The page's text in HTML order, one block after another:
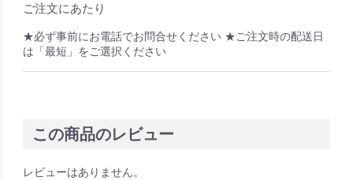
ご注文にあたり
★必ず事前にお電話でお問合せください ★ご注文時の配送日
は「最短」をご選択ください
この商品のレビュー
レビューはありません。